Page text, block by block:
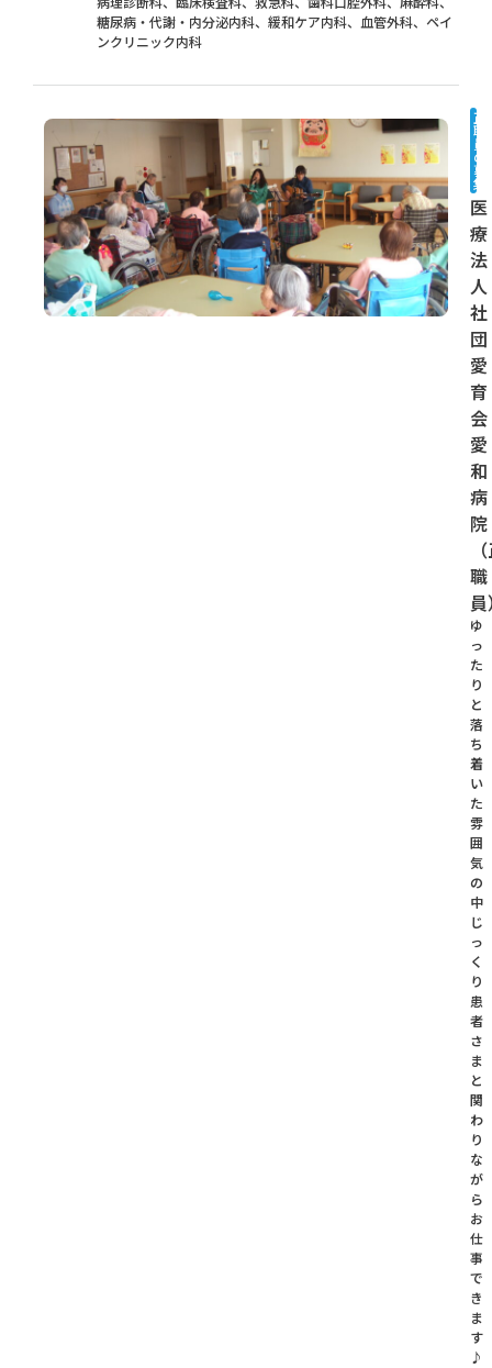
糖尿病・代謝・内分泌内科、緩和ケア内科、血管外科、ペイ
ンクリニック内科
正
職
員
の
募
集
医
療
法
人
社
団
愛
育
会
愛
和
病
院
職
ゆ
っ
た
り
と
落
ち
着
い
た
雰
囲
気
の
中
じ
っ
く
り
患
者
さ
ま
と
関
わ
り
な
が
ら
お
仕
事
で
き
ま
す
♪